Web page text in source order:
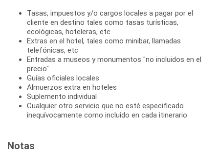
Tasas, impuestos y/o cargos locales a pagar por el
cliente en destino tales como tasas turísticas,
ecológicas, hoteleras, etc
Extras en el hotel, tales como minibar, llamadas
telefónicas, etc
Entradas a museos y monumentos "no incluidos en el
precio"
Guías oficiales locales
Almuerzos extra en hoteles
Suplemento individual
Cualquier otro servicio que no esté especificado
inequívocamente como incluido en cada itinerario
Notas